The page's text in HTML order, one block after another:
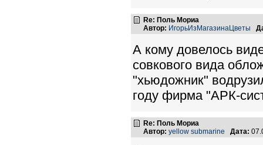
Re: Поль Мориа
Автор: ИгорьИзМагазинаЦветы
А кому довелось
совкового вида
"хьюдожник"
году фирма "АРК-
Re: Поль Мориа
Автор: yellow submarine Дата: